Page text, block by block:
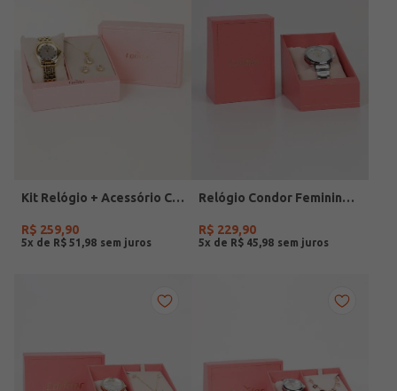
Kit Relógio + Acessório Condor Feminino DOURADO
R$ 259,90
5x de R$ 51 98
Relógio Condor Feminino PRATA
R$ 229,90
5x de R$ 45 98